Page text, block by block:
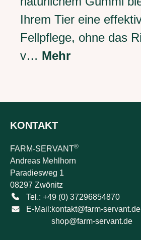
Ihrem Tier eine
Fellpflege, ohne das
v… Mehr
KONTAKT
FARM-SERVANT®
Andreas Mehlhorn
Paradiesweg 1
08297 Zwönitz
Tel.: +49 (0) 37296854870
E-Mail:kontakt@farm-servant.de
shop@farm-servant.de